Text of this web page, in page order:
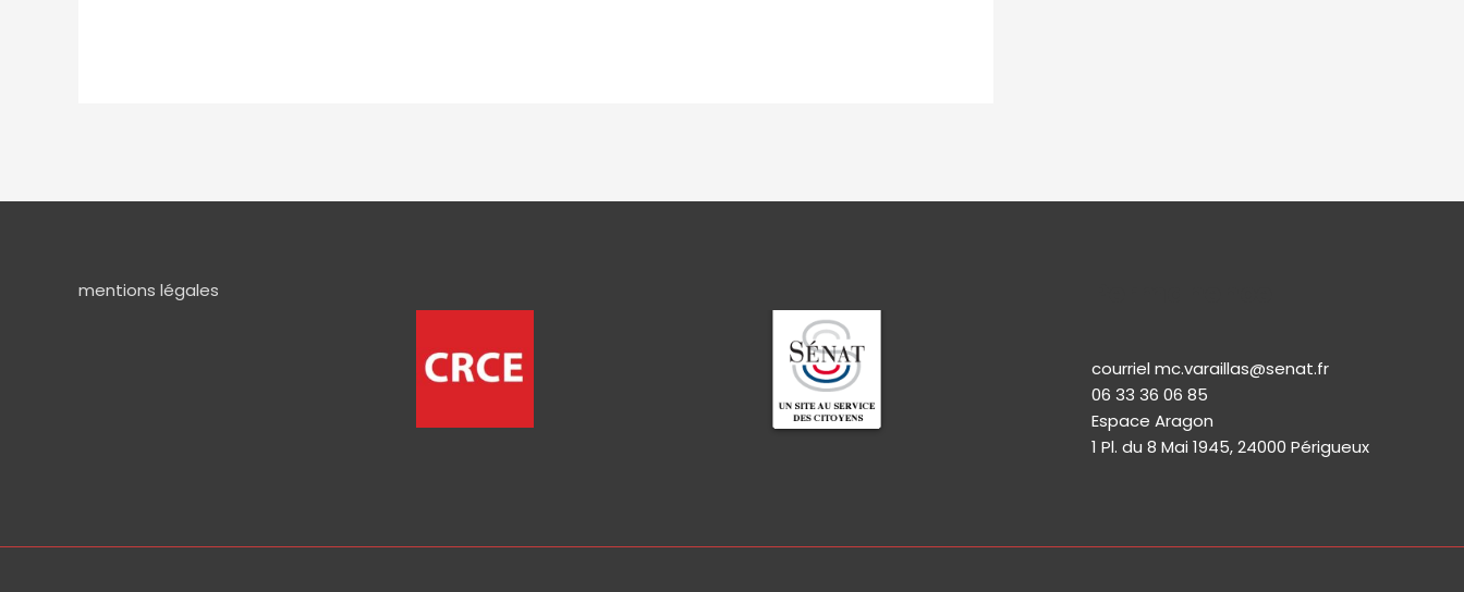
mentions légales
courriel mc.varaillas@senat.fr
06 33 36 06 85
Espace Aragon
1 Pl. du 8 Mai 1945, 24000 Périgueux​